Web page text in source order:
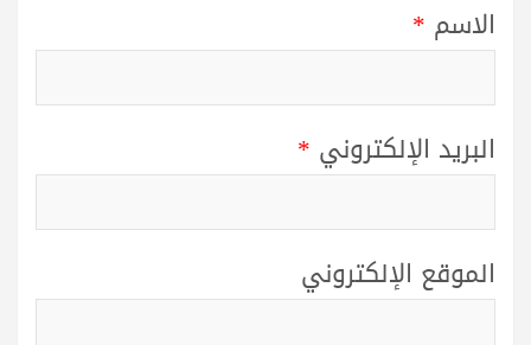
الاسم *
البريد الإلكتروني *
الموقع الإلكتروني